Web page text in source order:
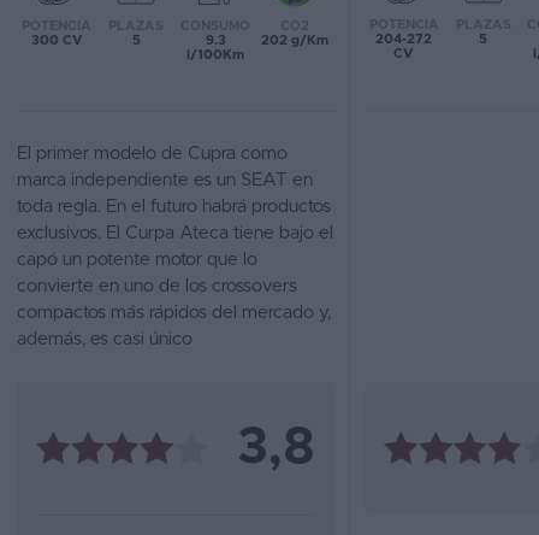
Concesionarios
Blog
Ventas
de
coches
POTENCIA
300 CV
PLAZAS
5
CONSUMO
9.3
l/100Km
CO2
202 g/Km
POTENCIA
204-272
CV
PLAZAS
5
El primer modelo de Cupra como
marca independiente es un SEAT en
toda regla. En el futuro habrá productos
exclusivos. El Curpa Ateca tiene bajo el
capó un potente motor que lo
convierte en uno de los crossovers
compactos más rápidos del mercado y,
además, es casi único
3,8